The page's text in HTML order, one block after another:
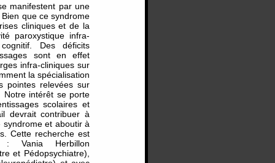
manifestent par une
que ce syndrome
cliniques et de la
paroxystique infra-
Des déficits
sont en effet
infra-cliniques sur
la spécialisation
pointes relevées sur
Notre intérêt se porte
scolaires et
devrait contribuer à
et aboutir à
Cette recherche est
: Vania Herbillon
et Pédopsychiatre),